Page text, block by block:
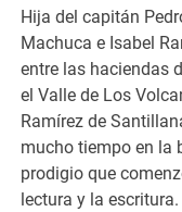
Hija del capitán
Machuca e Isabel
entre las haciendas
el Valle de Los
Ramírez de
mucho tiempo en la
prodigio que
lectura y la escritura.